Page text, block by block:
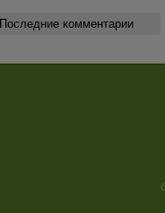
Последние комментарии